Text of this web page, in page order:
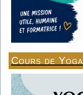
Cours de Yoga